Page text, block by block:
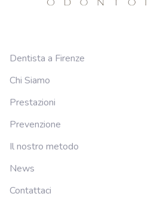
Dentista a Firenze
Chi Siamo
Prestazioni
Prevenzione
Il nostro metodo
News
Contattaci